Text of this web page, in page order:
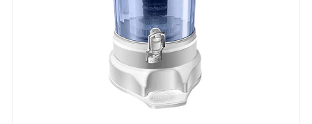
семьи сладкой и гладкой прямой питьевой водой,
подходящей для ежедневных больших объемов
питья в домашних условиях.